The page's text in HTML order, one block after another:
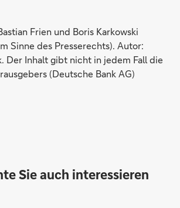
Frien und Boris Karkowski
Sinne des Presserechts). Autor:
Der Inhalt gibt nicht in jedem Fall die
(Deutsche Bank AG)
Sie auch interessieren